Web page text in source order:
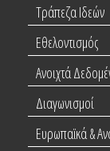
Τράπεζα Ιδεών
Εθελοντισμός
Ανοιχτά
Διαγωνισμοί
Ευρωπαϊκά &